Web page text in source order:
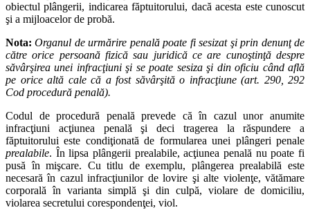
obiectul plângerii, indicarea făptuitorului, dacă acesta este cunoscut
şi a mijloacelor de probă.
Nota: Organul de urmărire penală poate fi sesizat şi prin denunţ de
către orice persoană fizică sau juridică ce are cunoştinţă despre
săvârşirea unei infracţiuni şi se poate sesiza şi din oficiu când află
pe orice altă cale că a fost săvârşită o infracţiune (art. 290, 292
Cod procedură penală).
Codul de procedură penală prevede că în cazul unor anumite
infracţiuni acţiunea penală şi deci tragerea la răspundere a
făptuitorului este condiţionată de formularea unei plângeri penale
prealabile. În lipsa plângerii prealabile, acţiunea penală nu poate fi
pusă în mişcare. Cu titlu de exemplu, plângerea prealabilă este
necesară în cazul infracţiunilor de lovire şi alte violenţe, vătămare
corporală în varianta simplă şi din culpă, violare de domiciliu,
violarea secretului corespondenţei, viol.